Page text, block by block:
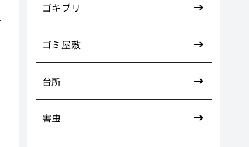
ゴキブリ
ゴミ屋敷
台所
害虫